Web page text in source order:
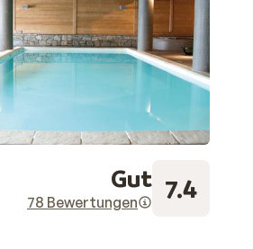
Gut
78 Bewertungen 7.4